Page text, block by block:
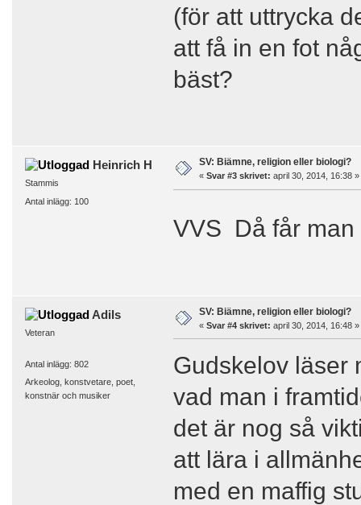
(för att uttrycka
att få in en fot
bäst?
Heinrich H
Stammis
Antal inlägg: 100
SV: Biämne, religion eller biologi?
« Svar #3 skrivet: april 30, 2014, 16:38 »
VVS Då får
Adils
Veteran
Antal inlägg: 802
Arkeolog, konstvetare, poet,
konstnär och musiker
SV: Biämne, religion eller biologi?
« Svar #4 skrivet: april 30, 2014, 16:48 »
Gudskelov läser
vad man i
det är nog så
att lära i
med en maffig